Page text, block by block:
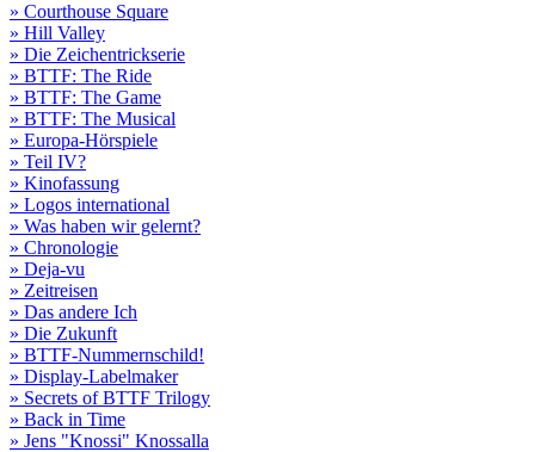
» Courthouse Square
» Hill Valley
» Die Zeichentrickserie
» BTTF: The Ride
» BTTF: The Game
» BTTF: The Musical
» Europa-Hörspiele
» Teil IV?
» Kinofassung
» Logos international
» Was haben wir gelernt?
» Chronologie
» Deja-vu
» Zeitreisen
» Das andere Ich
» Die Zukunft
» BTTF-Nummernschild!
» Display-Labelmaker
» Secrets of BTTF Trilogy
» Back in Time
» Jens "Knossi" Knossalla